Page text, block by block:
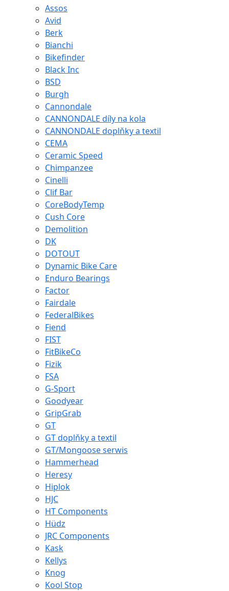
Assos
Avid
Berk
Bianchi
Bikefinder
Black Inc
BSD
Burgh
Cannondale
CANNONDALE díly na kola
CANNONDALE doplňky a textil
CEMA
Ceramic Speed
Chimpanzee
Cinelli
Clif Bar
CoreBodyTemp
Cush Core
Demolition
DK
DOTOUT
Dynamic Bike Care
Enduro Bearings
Factor
Fairdale
FederalBikes
Fiend
FIST
FitBikeCo
Fizik
FSA
G-Sport
Goodyear
GripGrab
GT
GT doplňky a textil
GT/Mongoose serwis
Hammerhead
Heresy
Hiplok
HJC
HT Components
Hüdz
JRC Components
Kask
Kellys
Knog
Kool Stop